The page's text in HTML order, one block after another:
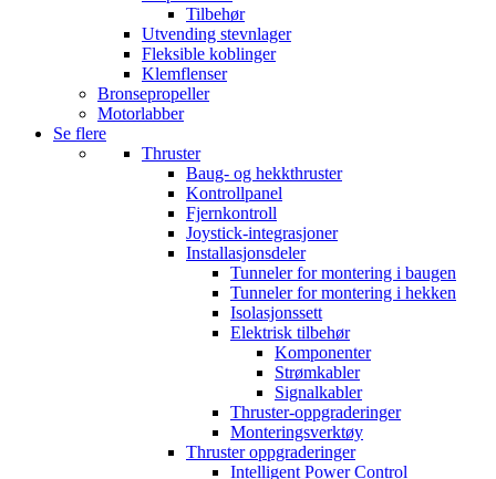
Tilbehør
Utvending stevnlager
Fleksible koblinger
Klemflenser
Bronsepropeller
Motorlabber
Se flere
Thruster
Baug- og hekkthruster
Kontrollpanel
Fjernkontroll
Joystick-integrasjoner
Installasjonsdeler
Tunneler for montering i baugen
Tunneler for montering i hekken
Isolasjonssett
Elektrisk tilbehør
Komponenter
Strømkabler
Signalkabler
Thruster-oppgraderinger
Monteringsverktøy
Thruster oppgraderinger
Intelligent Power Control